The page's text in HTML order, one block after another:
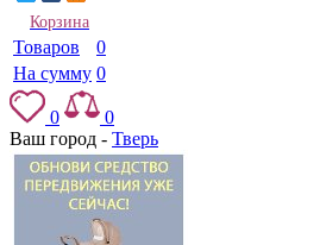
Корзина
Товаров
0
На сумму 0
0
0
Ваш город - Тверь